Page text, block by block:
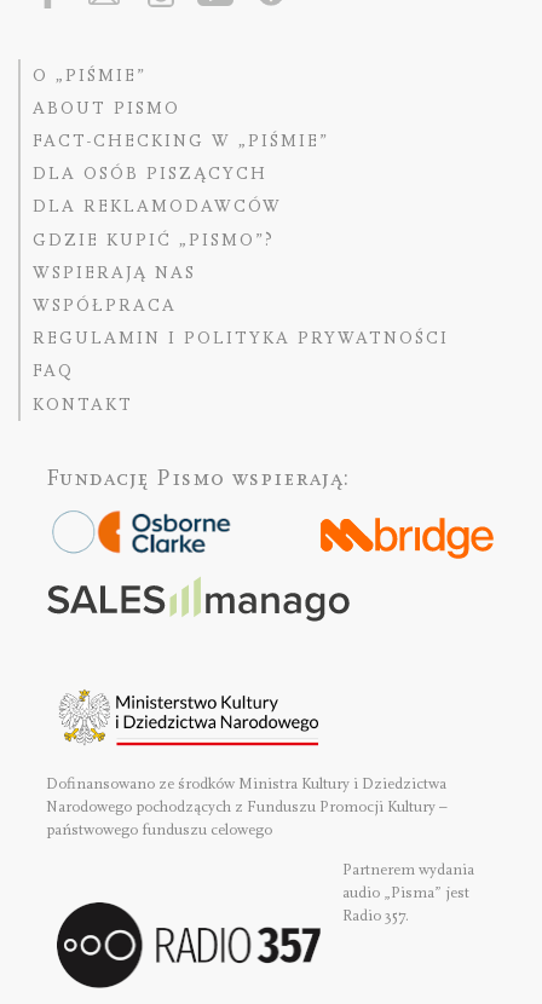
O „PIŚMIE”
ABOUT PISMO
FACT-CHECKING W „PIŚMIE”
DLA OSÓB PISZĄCYCH
DLA REKLAMODAWCÓW
GDZIE KUPIĆ „PISMO”?
WSPIERAJĄ NAS
WSPÓŁPRACA
REGULAMIN I POLITYKA PRYWATNOŚCI
FAQ
KONTAKT
Fundację Pismo wspierają:
Dofinansowano ze środków Ministra Kultury i Dziedzictwa
Narodowego pochodzących z Funduszu Promocji Kultury –
państwowego funduszu celowego
Partnerem wydania
audio „Pisma” jest
Radio 357.